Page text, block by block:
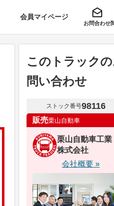
会員マイページ
お問合わせ
このトラック
問い合わせ
ストック番号98116
販売栗山自動車
栗山自動車工業
株式会社
会社概要 »